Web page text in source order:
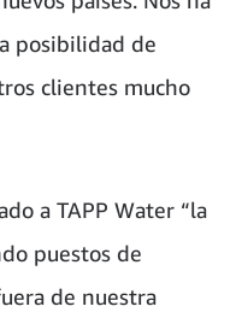
posibilidad de
clientes mucho
a TAPP Water “la
puestos de
de nuestra